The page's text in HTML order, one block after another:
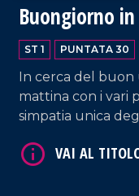
Buongiorno in
ST 1 PUNTATA 30
In cerca del buon
mattina con i vari
simpatia unica
Momento